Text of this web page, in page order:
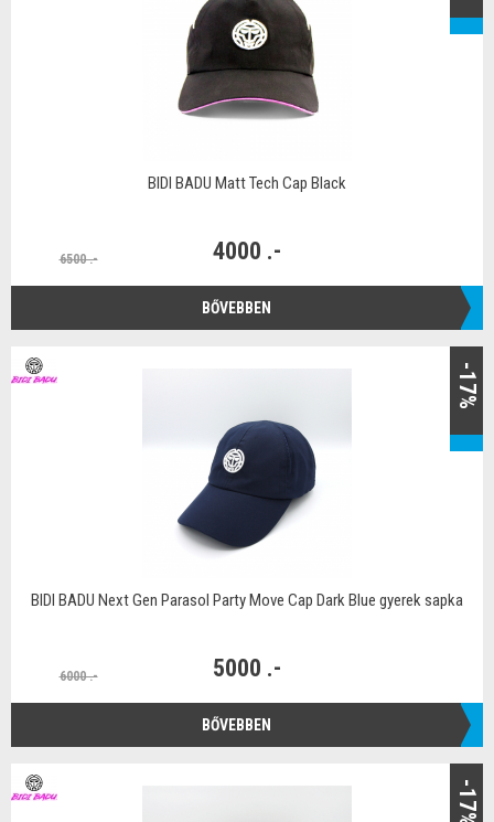
BIDI BADU Matt Tech Cap Black
6500 .- 4000 .-
BŐVEBBEN
-17%
BIDI BADU Next Gen Parasol Party Move Cap Dark Blue gyerek sapka
6000 .- 5000 .-
BŐVEBBEN
-17%